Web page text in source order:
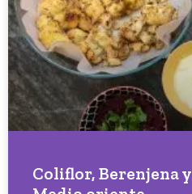
Coliflor, Berenjena